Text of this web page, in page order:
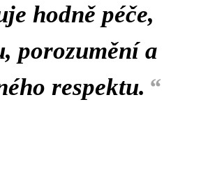
hodně péče,
porozumění a
respektu. “